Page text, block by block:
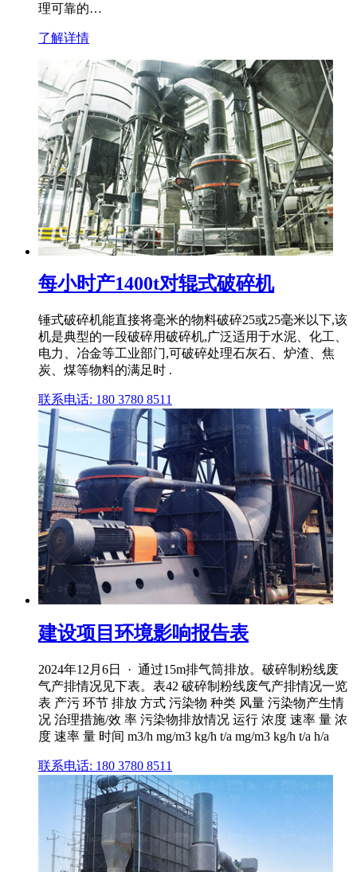
理可靠的…
了解详情
每小时产1400t对辊式破碎机
锤式破碎机能直接将毫米的物料破碎25或25毫米以下,该
机是典型的一段破碎用破碎机,广泛适用于水泥、化工、
电力、冶金等工业部门,可破碎处理石灰石、炉渣、焦
炭、煤等物料的满足时 .
联系电话: 180 3780 8511
建设项目环境影响报告表
2024年12月6日 · 通过15m排气筒排放。破碎制粉线废
气产排情况见下表。表42 破碎制粉线废气产排情况一览
表 产污 环节 排放 方式 污染物 种类 风量 污染物产生情
况 治理措施/效 率 污染物排放情况 运行 浓度 速率 量 浓
度 速率 量 时间 m3/h mg/m3 kg/h t/a mg/m3 kg/h t/a h/a
联系电话: 180 3780 8511